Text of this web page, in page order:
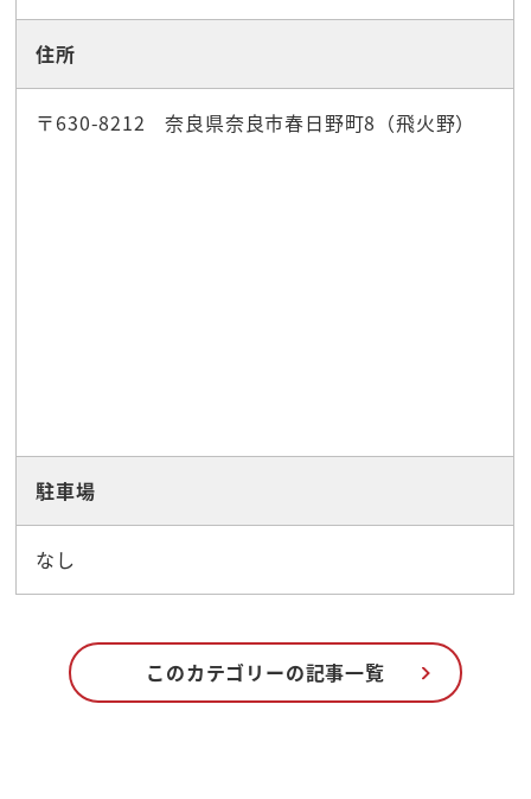
住所
〒630-8212 奈良県奈良市春日野町8（飛火野）
駐車場
なし
このカテゴリーの記事一覧